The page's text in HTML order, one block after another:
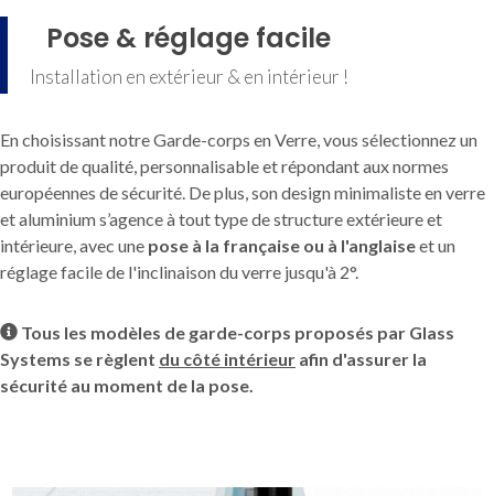
Pose & réglage facile
Installation en extérieur & en intérieur !
En choisissant notre Garde-corps en Verre, vous sélectionnez un
produit de qualité, personnalisable et répondant aux normes
européennes de sécurité. De plus, son design minimaliste en verre
et aluminium s’agence à tout type de structure extérieure et
intérieure, avec une pose à la française ou à l'anglaiseet un
réglage facile de l'inclinaison du verre jusqu'à 2°.
Tous les modèles de garde-corps proposés par Glass
Systems se règlent du côté intérieur afin d'assurer la
sécurité au moment de la pose.